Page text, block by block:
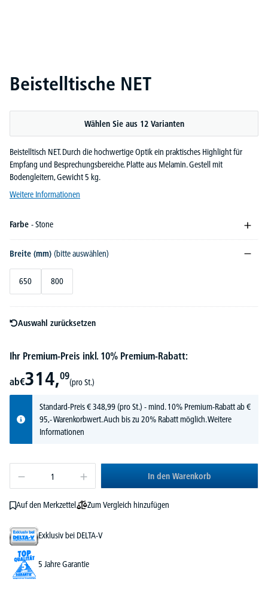
Beistelltische NET
Wählen Sie aus 12 Varianten
Beistelltisch NET. Durch die hochwertige Optik ein praktisches Highlight für
Empfang und Besprechungsbereiche. Platte aus Melamin. Gestell mit
Bodengleitern, Gewicht 5 kg.
Weitere Informationen
Farbe - Stone
Breite (mm) (bitte auswählen)
650 800
Auswahl zurücksetzen
Ihr Premium-Preis inkl. 10% Premium-Rabatt:
ab€314,09
(pro St.)
Standard-Preis€348,99(pro St.) - mind. 10% Premium-Rabatt ab €
95,- Warenkorbwert. Auch bis zu 20% Rabatt möglich.Weitere
Informationen
In den Warenkorb
Auf den Merkzettel Zum Vergleich hinzufügen
Exklusiv bei DELTA-V
5 Jahre Garantie